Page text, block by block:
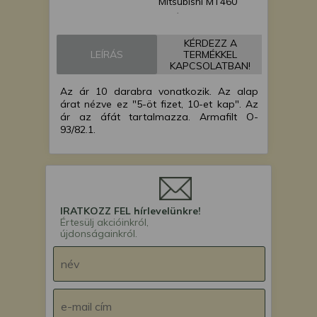
japán kistraktor
japán kistraktor
Mitsubishi MT468
Yanmar EF224 japán
kistraktor
Yanmar F17D japán
Yanmar F18 japán
kistraktor
Yanmar F195D japán
Yanmar F20 japán
LEÍRÁS
KÉRDEZZ A
TERMÉKKEL
KAPCSOLATBAN!
Az ár 10 darabra vonatkozik. Az alap
árat nézve ez "5-öt fizet, 10-et kap". Az
ár az áfát tartalmazza. Armafilt O-
93/82.1.
IRATKOZZ FEL hírlevelünkre!
Értesülj akcióinkról,
újdonságainkról.